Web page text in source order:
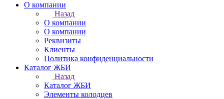
О компании
Назад
О компании
О компании
Реквизиты
Клиенты
Политика конфиденциальности
Каталог ЖБИ
Назад
Каталог ЖБИ
Элементы колодцев